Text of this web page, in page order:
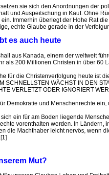
sie sich den Anordnungen der
und Auspeitschung in Kauf. Ohne
Immerhin überlegt der Hohe Rat
echte Glaube gerade in der
es auch heute
aus Kanada, einem der weltweit
als 200 Millionen Christen in über 60
für die Christenverfolgung heute ist
SCHNELLSTEN WÄCHST IN DEN
VERLETZT ODER IGNORIERT
Demokratie und Menschenrechte
ein für am Boden liegende
vorenthalten werden. In Ländern,
die Machthaber leicht nervös, wenn
Mut?